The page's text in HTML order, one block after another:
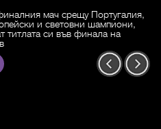
мач срещу Португалия,
и световни шампиони,
титлата си във финала на